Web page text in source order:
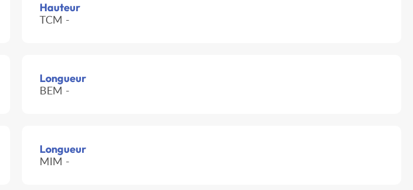
Hauteur
TCM -
Longueur
BEM -
Longueur
MIM -